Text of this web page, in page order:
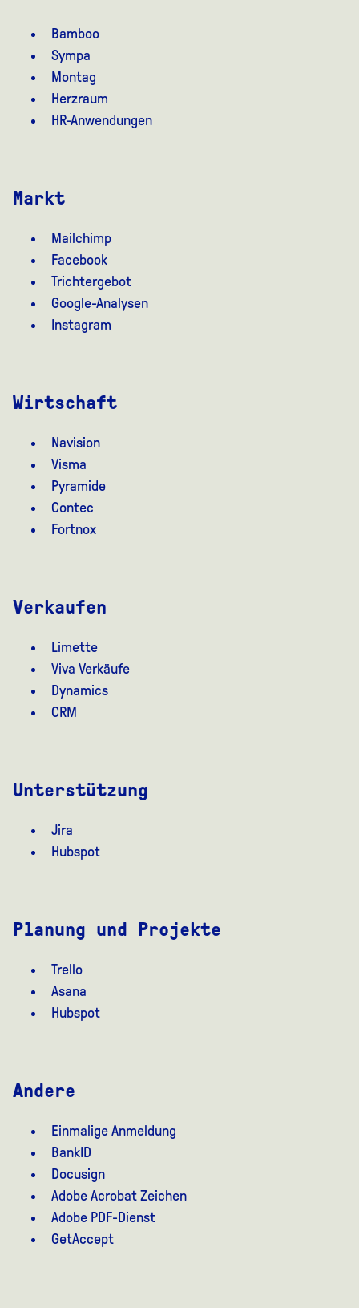
Bamboo
Sympa
Montag
Herzraum
HR-Anwendungen
Markt
Mailchimp
Facebook
Trichtergebot
Google-Analysen
Instagram
Wirtschaft
Navision
Visma
Pyramide
Contec
Fortnox
Verkaufen
Limette
Viva Verkäufe
Dynamics
CRM
Unterstützung
Jira
Hubspot
Planung und Projekte
Trello
Asana
Hubspot
Andere
Einmalige Anmeldung
BankID
Docusign
Adobe Acrobat Zeichen
Adobe PDF-Dienst
GetAccept